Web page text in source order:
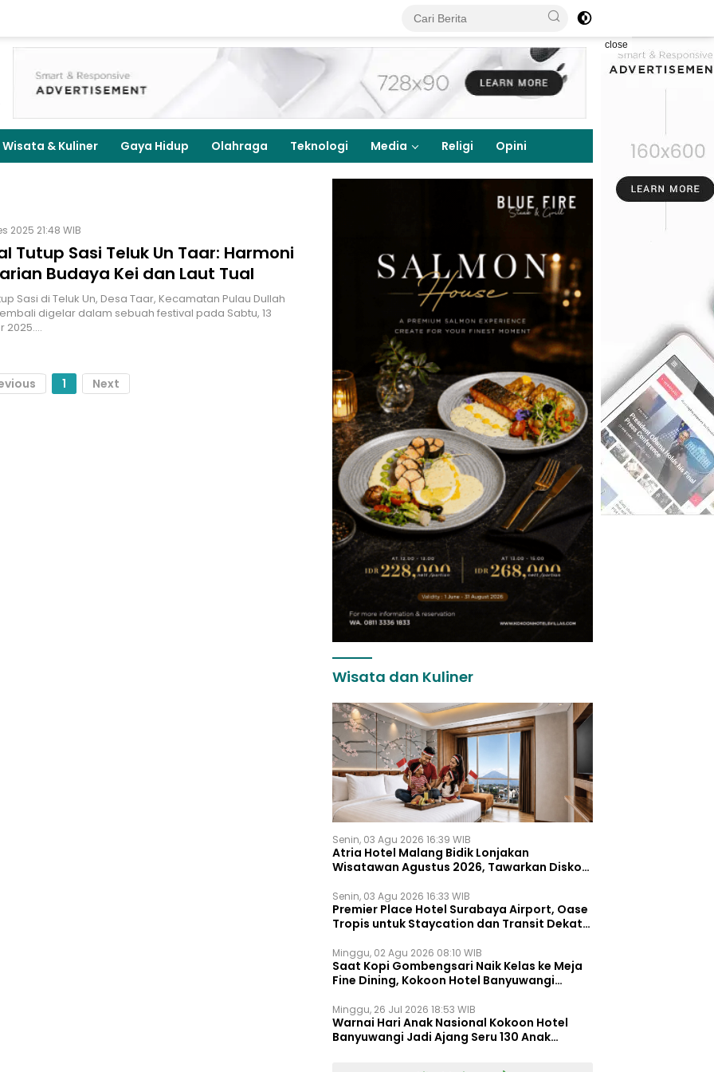
close
Wisata & Kuliner Gaya Hidup Olahraga Teknologi Media Religi Opini
2025 21:48 WIB
Tutup Sasi Teluk Un Taar: Harmoni
Budaya Kei dan Laut Tual
Sasi di Teluk Un, Desa Taar, Kecamatan Pulau Dullah
digelar dalam sebuah festival pada Sabtu, 13
2025.…
1 Next
Wisata dan Kuliner
Senin, 03 Agu 2026 16:39 WIB
Atria Hotel Malang Bidik Lonjakan
Wisatawan Agustus 2026, Tawarkan Diskon
Senin, 03 Agu 2026 16:33 WIB
Premier Place Hotel Surabaya Airport, Oase
Tropis untuk Staycation dan Transit Dekat
Minggu, 02 Agu 2026 08:10 WIB
Saat Kopi Gombengsari Naik Kelas ke Meja
Fine Dining, Kokoon Hotel Banyuwangi
Minggu, 26 Jul 2026 18:53 WIB
Warnai Hari Anak Nasional Kokoon Hotel
Banyuwangi Jadi Ajang Seru 130 Anak